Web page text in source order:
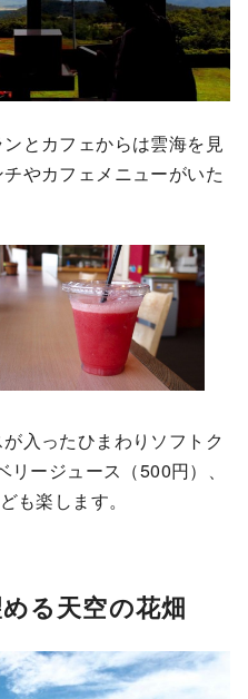
とカフェからは雲海を見
やカフェメニューがいた
入ったひまわりソフトク
ージュース（500円）、
も楽します。
る天空の花畑